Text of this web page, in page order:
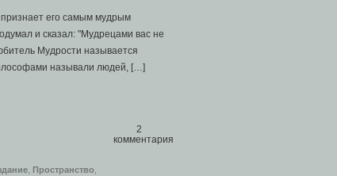
его самым мудрым
и сказал: "Мудрецами вас не
Мудрости называется
называли людей, […]
Пространство
2
комментария